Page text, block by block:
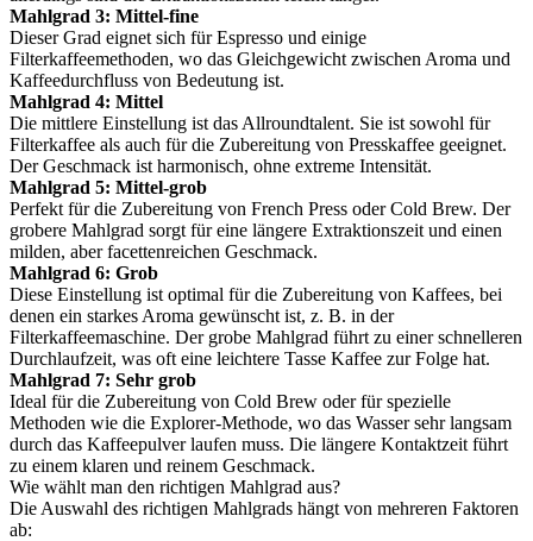
Mahlgrad 3: Mittel-fine
Dieser Grad eignet sich für Espresso und einige
Filterkaffeemethoden, wo das Gleichgewicht zwischen Aroma und
Kaffeedurchfluss von Bedeutung ist.
Mahlgrad 4: Mittel
Die mittlere Einstellung ist das Allroundtalent. Sie ist sowohl für
Filterkaffee als auch für die Zubereitung von Presskaffee geeignet.
Der Geschmack ist harmonisch, ohne extreme Intensität.
Mahlgrad 5: Mittel-grob
Perfekt für die Zubereitung von French Press oder Cold Brew. Der
grobere Mahlgrad sorgt für eine längere Extraktionszeit und einen
milden, aber facettenreichen Geschmack.
Mahlgrad 6: Grob
Diese Einstellung ist optimal für die Zubereitung von Kaffees, bei
denen ein starkes Aroma gewünscht ist, z. B. in der
Filterkaffeemaschine. Der grobe Mahlgrad führt zu einer schnelleren
Durchlaufzeit, was oft eine leichtere Tasse Kaffee zur Folge hat.
Mahlgrad 7: Sehr grob
Ideal für die Zubereitung von Cold Brew oder für spezielle
Methoden wie die Explorer-Methode, wo das Wasser sehr langsam
durch das Kaffeepulver laufen muss. Die längere Kontaktzeit führt
zu einem klaren und reinem Geschmack.
Wie wählt man den richtigen Mahlgrad aus?
Die Auswahl des richtigen Mahlgrads hängt von mehreren Faktoren
ab: